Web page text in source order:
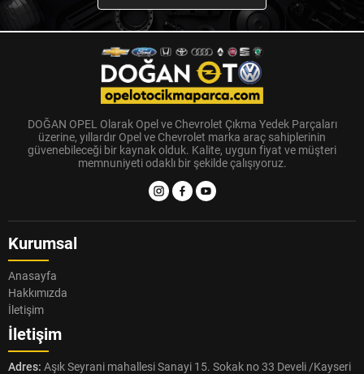
DOĞAN OPEL Olarak Opel ve Chevrolet Çıkma Yedek Parçaları
üzerine, yıllardır Opel ve Chevrolet marka araç sahiplerinin
güvenebileceği bir kaynak olduk. Kalite, uygun fiyat ve müşteri
memnuniyeti odaklı bir şekilde çalışıyoruz.
Kurumsal
Anasayfa
Hakkımızda
İletişim
İletişim
Adres: Aşık Seyrani mahallesi Sanayi 15. Sokak no 33 Develi /Kayseri